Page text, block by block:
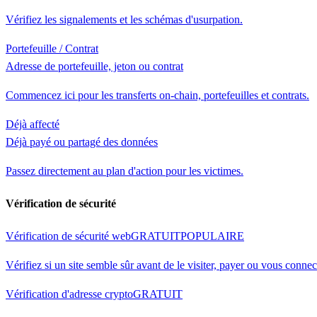
Vérifiez les signalements et les schémas d'usurpation.
Portefeuille / Contrat
Adresse de portefeuille, jeton ou contrat
Commencez ici pour les transferts on-chain, portefeuilles et contrats.
Déjà affecté
Déjà payé ou partagé des données
Passez directement au plan d'action pour les victimes.
Vérification de sécurité
Vérification de sécurité webGRATUITPOPULAIRE
Vérifiez si un site semble sûr avant de le visiter, payer ou vous
Vérification d'adresse cryptoGRATUIT